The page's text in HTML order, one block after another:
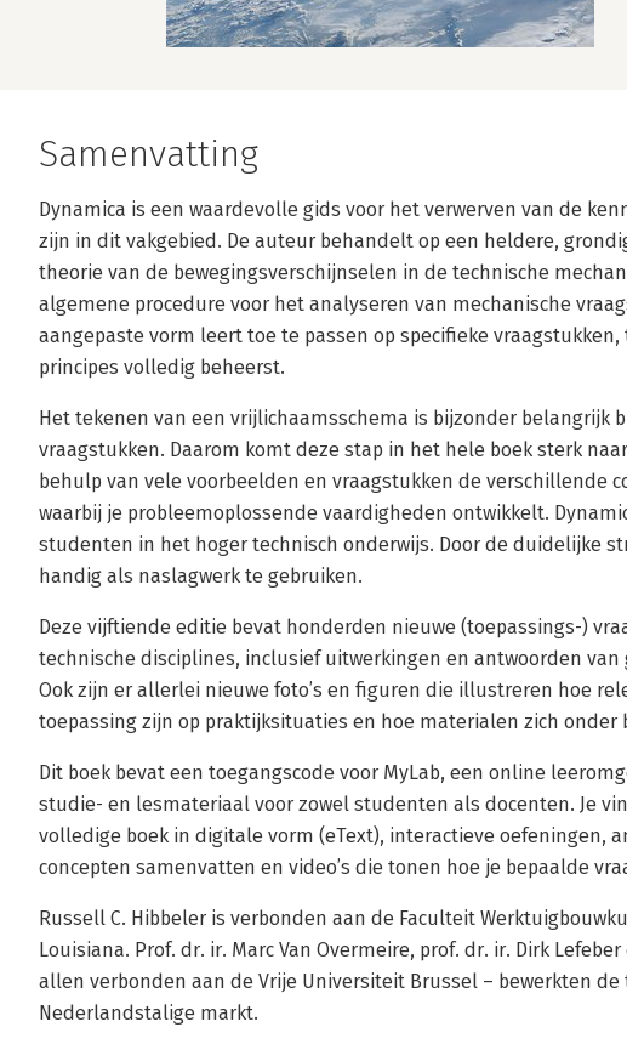
Samenvatting
Dynamica is een waardevolle gids voor het verwerven van de
zijn in dit vakgebied. De auteur behandelt op een heldere,
theorie van de bewegingsverschijnselen in de technische
algemene procedure voor het analyseren van mechanische
aangepaste vorm leert toe te passen op specifieke
principes volledig beheerst.
Het tekenen van een vrijlichaamsschema is bijzonder belangrijk
vraagstukken. Daarom komt deze stap in het hele boek sterk
behulp van vele voorbeelden en vraagstukken de verschillende
waarbij je probleemoplossende vaardigheden ontwikkelt.
studenten in het hoger technisch onderwijs. Door de duidelijke
handig als naslagwerk te gebruiken.
Deze vijftiende editie bevat honderden nieuwe (toepassings-)
technische disciplines, inclusief uitwerkingen en antwoorden van
Ook zijn er allerlei nieuwe foto’s en figuren die illustreren hoe
toepassing zijn op praktijksituaties en hoe materialen zich onder
Dit boek bevat een toegangscode voor MyLab, een online
studie- en lesmateriaal voor zowel studenten als docenten. Je
volledige boek in digitale vorm (eText), interactieve oefeningen,
concepten samenvatten en video’s die tonen hoe je bepaalde
Russell C. Hibbeler is verbonden aan de Faculteit
Louisiana. Prof. dr. ir. Marc Van Overmeire, prof. dr. ir. Dirk
allen verbonden aan de Vrije Universiteit Brussel – bewerkten de
Nederlandstalige markt.